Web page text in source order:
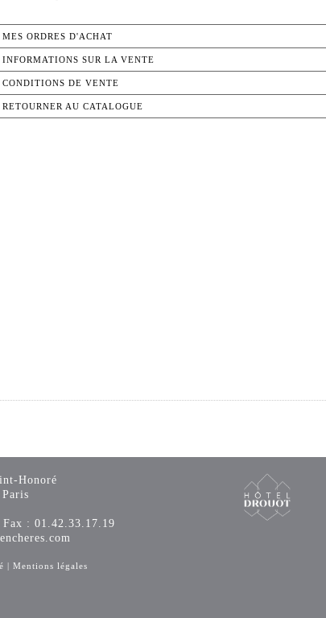
MES ORDRES D'ACHAT
INFORMATIONS SUR LA VENTE
CONDITIONS DE VENTE
RETOURNER AU CATALOGUE
Honoré
: 01.42.33.17.19
Mentions légales